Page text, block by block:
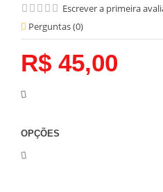
Escrever a primeira
Perguntas (0)
R$ 45,00
OPÇÕES